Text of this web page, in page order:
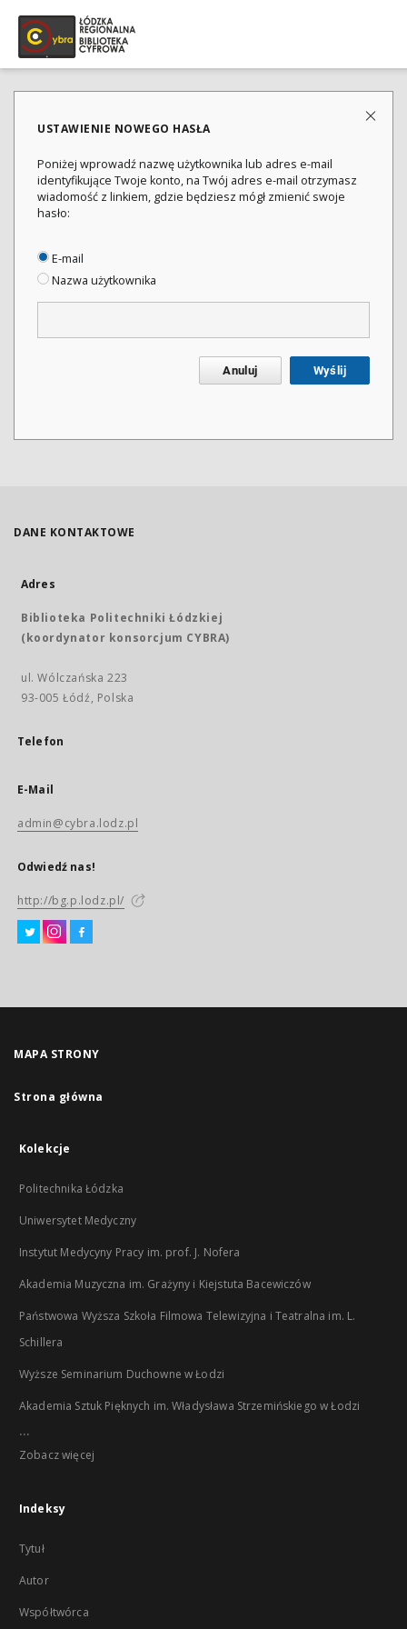
USTAWIENIE NOWEGO HASŁA
Poniżej wprowadź nazwę użytkownika lub adres e-mail
identyfikujące Twoje konto, na Twój adres e-mail otrzymasz
wiadomość z linkiem, gdzie będziesz mógł zmienić swoje
hasło:
E-mail
Nazwa użytkownika
Anuluj Wyślij
DANE KONTAKTOWE
Adres
Biblioteka Politechniki Łódzkiej
(koordynator konsorcjum CYBRA)
ul. Wólczańska 223
93-005 Łódź, Polska
Telefon
E-Mail
admin@cybra.lodz.pl
Odwiedź nas!
http://bg.p.lodz.pl/
MAPA STRONY
Strona główna
Kolekcje
Politechnika Łódzka
Uniwersytet Medyczny
Instytut Medycyny Pracy im. prof. J. Nofera
Akademia Muzyczna im. Grażyny i Kiejstuta Bacewiczów
Państwowa Wyższa Szkoła Filmowa Telewizyjna i Teatralna im. L.
Schillera
Wyższe Seminarium Duchowne w Łodzi
Akademia Sztuk Pięknych im. Władysława Strzemińskiego w Łodzi
...
Zobacz więcej
Indeksy
Tytuł
Autor
Współtwórca